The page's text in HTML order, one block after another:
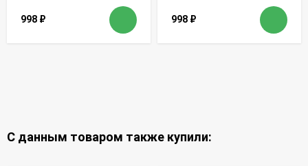
998 ₽ 998 ₽
С данным товаром также купили: